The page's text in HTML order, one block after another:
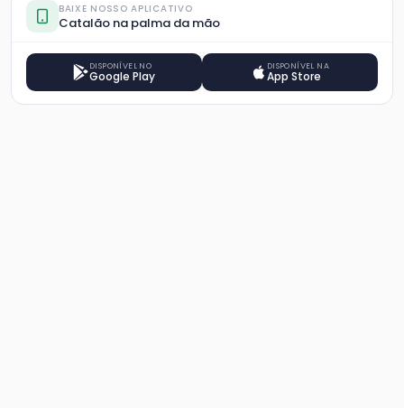
BAIXE NOSSO APLICATIVO
Catalão na palma da mão
DISPONÍVEL NO
Google Play
DISPONÍVEL NA
App Store